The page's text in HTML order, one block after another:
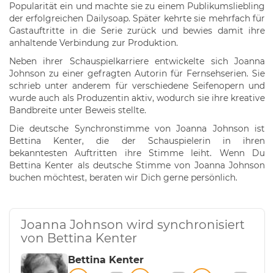
Popularität ein und machte sie zu einem Publikumsliebling
der erfolgreichen Dailysoap. Später kehrte sie mehrfach für
Gastauftritte in die Serie zurück und bewies damit ihre
anhaltende Verbindung zur Produktion.
Neben ihrer Schauspielkarriere entwickelte sich Joanna
Johnson zu einer gefragten Autorin für Fernsehserien. Sie
schrieb unter anderem für verschiedene Seifenopern und
wurde auch als Produzentin aktiv, wodurch sie ihre kreative
Bandbreite unter Beweis stellte.
Die deutsche Synchronstimme von Joanna Johnson ist
Bettina Kenter, die der Schauspielerin in ihren
bekanntesten Auftritten ihre Stimme leiht. Wenn Du
Bettina Kenter als deutsche Stimme von Joanna Johnson
buchen möchtest, beraten wir Dich gerne persönlich.
Joanna Johnson wird synchronisiert
von Bettina Kenter
Bettina Kenter